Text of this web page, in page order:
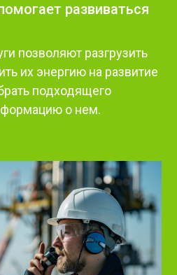
развиваться
позволяют разгрузить
их энергию на развитие
подходящего
о нем.